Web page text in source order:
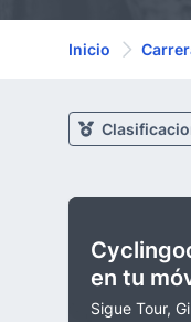
Inicio
en tu
Sigue Tour,